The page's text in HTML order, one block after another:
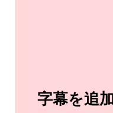
字幕を追